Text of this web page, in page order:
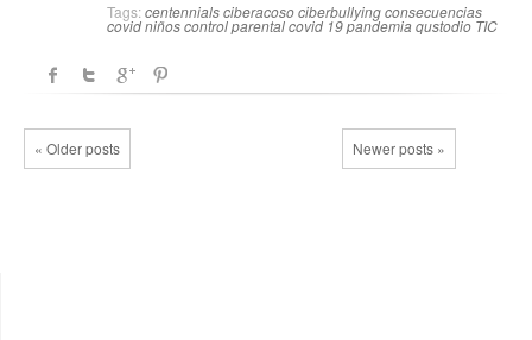
Tags: centennialsciberacosociberbullyingconsecuencias
covid niñoscontrol parentalcovid 19pandemia qustodio TIC
« Older posts Newer posts »